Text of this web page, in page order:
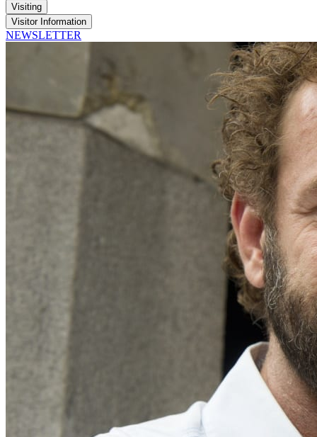
Visiting
Visitor Information
NEWSLETTER